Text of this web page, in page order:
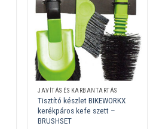
JAVÍTÁS ÉS KARBANTARTÁS
Tisztító készlet BIKEWORKX
kerékpáros kefe szett –
BRUSHSET